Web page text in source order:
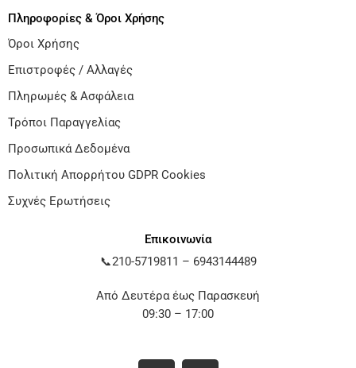
Πληροφορίες & Όροι Χρήσης
Όροι Χρήσης
Επιστροφές / Αλλαγές
Πληρωμές & Ασφάλεια
Τρόποι Παραγγελίας
Προσωπικά Δεδομένα
Πολιτική Απορρήτου GDPR Cookies
Συχνές Ερωτήσεις
Επικοινωνία
📞210-5719811 – 6943144489
Από Δευτέρα έως Παρασκευή
09:30 – 17:00